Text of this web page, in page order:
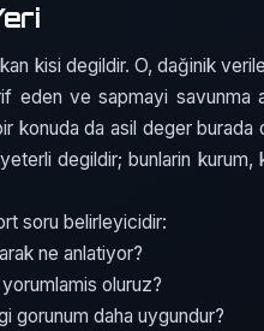
kisi degildir. O, dağinik
eden ve sapmayi savunma
konuda da asil deger
degildir; bunlarin kurum,
soru belirleyicidir:
ne anlatiyor?
oluruz?
gorunum daha uygundur?